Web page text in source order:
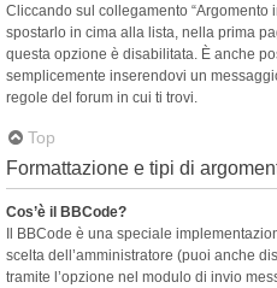
Cliccando sul collegamento “Argomento
spostarlo in cima alla lista, nella prima
questa opzione è disabilitata. È anche
semplicemente inserendovi un
regole del forum in cui ti trovi.
Top
Formattazione e tipi di
Cos’è il BBCode?
Il BBCode è una speciale
scelta dell’amministratore (puoi anche
tramite l’opzione nel modulo di invio